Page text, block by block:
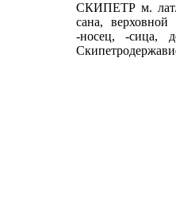
СКИПЕТР м. лат.
сана,
-носец, -сица,